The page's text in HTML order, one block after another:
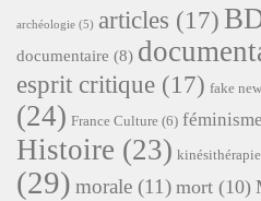
archéologie (5) articles (17)
documentaire (8)
esprit critique (17) fake
(24) France Culture (6) féminisme
Histoire (23) kinésithérapie
(29) morale (11) mort (10)